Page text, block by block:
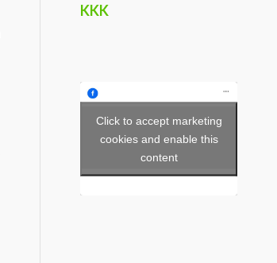
KKK
Click to accept marketing
cookies and enable this
content